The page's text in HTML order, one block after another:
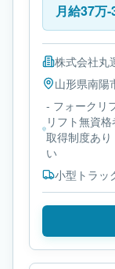
月給37万
株式会社丸
山形県南陽
- フォークリ
リフト無資
取得制度あ
い
小型トラッ